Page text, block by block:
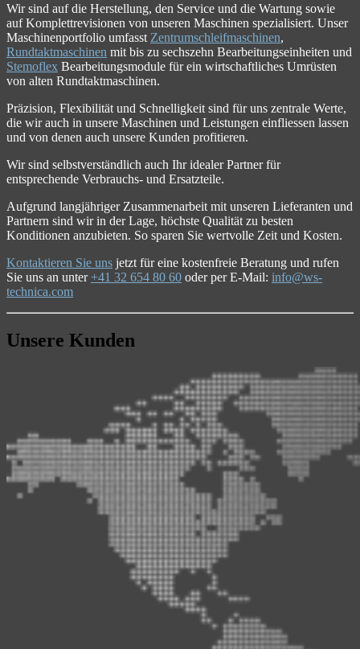
Wir sind auf die Herstellung, den Service und die Wartung sowie
auf Komplettrevisionen von unseren Maschinen spezialisiert. Unser
Maschinenportfolio umfasst Zentrumschleifmaschinen,
Rundtaktmaschinen mit bis zu sechszehn Bearbeitungseinheiten und
Stemoflex Bearbeitungsmodule für ein wirtschaftliches Umrüsten
von alten Rundtaktmaschinen.
Präzision, Flexibilität und Schnelligkeit sind für uns zentrale Werte,
die wir auch in unsere Maschinen und Leistungen einfliessen lassen
und von denen auch unsere Kunden profitieren.
Wir sind selbstverständlich auch Ihr idealer Partner für
entsprechende Verbrauchs- und Ersatzteile.
Aufgrund langjähriger Zusammenarbeit mit unseren Lieferanten und
Partnern sind wir in der Lage, höchste Qualität zu besten
Konditionen anzubieten. So sparen Sie wertvolle Zeit und Kosten.
Kontaktieren Sie uns jetzt für eine kostenfreie Beratung und rufen
Sie uns an unter +41 32 654 80 60 oder per E-Mail: info@ws-
technica.com
Unsere Kunden